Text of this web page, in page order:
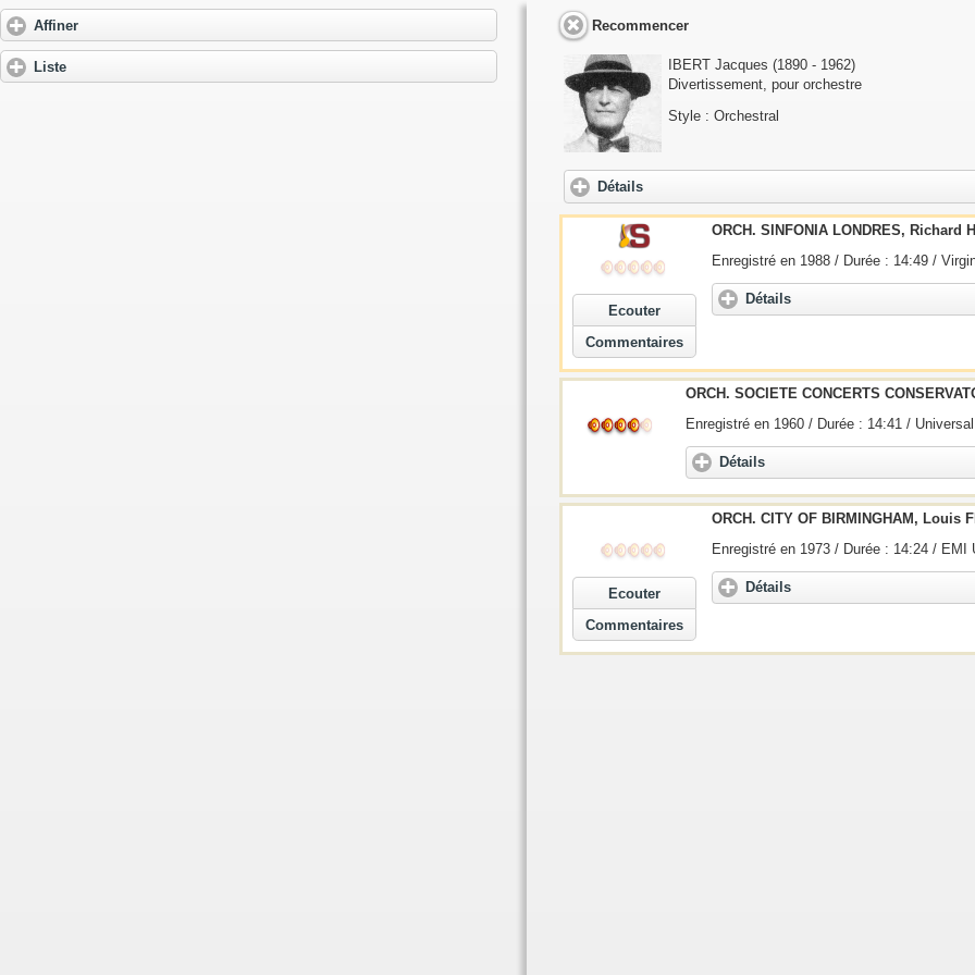
Affiner
Liste
Recommencer
IBERT Jacques (1890 - 1962)
Divertissement, pour orchestre
Style : Orchestral
Détails
Ecouter
Commentaires
ORCH. SINFONIA LONDRES, Richard
Enregistré en 1988 / Durée : 14:49 /
Détails
ORCH. SOCIETE CONCERTS
Enregistré en 1960 / Durée : 14:41 /
Détails
Ecouter
Commentaires
ORCH. CITY OF BIRMINGHAM, Louis
Enregistré en 1973 / Durée : 14:24 / EMI
Détails